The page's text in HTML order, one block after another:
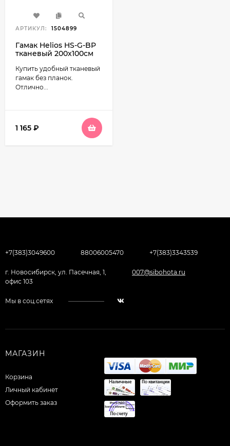
АРТИКУЛ: 1504899
Гамак Helios HS-G-BP
тканевый 200x100см
Купить удобный тканевый
гамак без планок.
Отлично...
1 165 ₽
+7(383)3049600 88006005470 +7(383)3343539
г. Новосибирск, ул. Пасечная, 1,
офис 103
007@sibohota.ru
Мы в соц.сетях
МАГАЗИН
Корзина
Личный кабинет
Оформить заказ